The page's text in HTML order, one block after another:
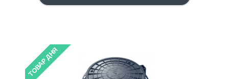
ТОВАР ДНЯ